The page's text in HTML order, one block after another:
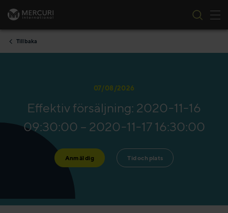
Skip to content
Tillbaka
07/08/2026
Effektiv försäljning: 2020-11-16
09:30:00 – 2020-11-17 16:30:00
Anmäl dig Tid och plats